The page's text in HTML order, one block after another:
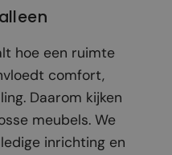
hoe een ruimte
comfort,
Daarom kijken
meubels. We
inrichting en